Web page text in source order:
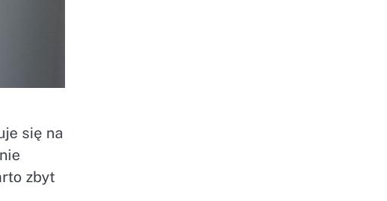
się na
zbyt